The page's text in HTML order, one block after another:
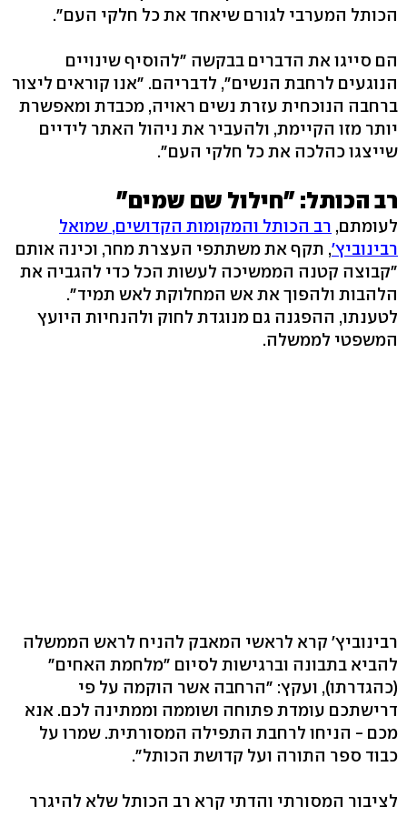
הכותל המערבי לגורם שיאחד את כל חלקי העם".
הם סייגו את הדברים בבקשה "להוסיף שינויים
הנוגעים לרחבת הנשים", לדבריהם. "אנו קוראים ליצור
ברחבה הנוכחית עזרת נשים ראויה, מכבדת ומאפשרת
יותר מזו הקיימת, ולהעביר את ניהול האתר לידיים
שייצגו כהלכה את כל חלקי העם".
רב הכותל: "חילול שם שמים"
לעומתם, רב הכותל והמקומות הקדושים, שמואל
רבינוביץ', תקף את משתתפי העצרת מחר, וכינה אותם
"קבוצה קטנה הממשיכה לעשות הכל כדי להגביה את
הלהבות ולהפוך את אש המחלוקת לאש תמיד".
לטענתו, ההפגנה גם מנוגדת לחוק ולהנחיות היועץ
המשפטי לממשלה.
רבינוביץ' קרא לראשי המאבק להניח לראש הממשלה
להביא בתבונה וברגישות לסיום "מלחמת האחים"
(כהגדרתו), ועקץ: "הרחבה אשר הוקמה על פי
דרישתכם עומדת פתוחה ושוממה וממתינה לכם. אנא
מכם - הניחו לרחבת התפילה המסורתית. שמרו על
כבוד ספר התורה ועל קדושת הכותל".
לציבור המסורתי והדתי קרא רב הכותל שלא להיגרר